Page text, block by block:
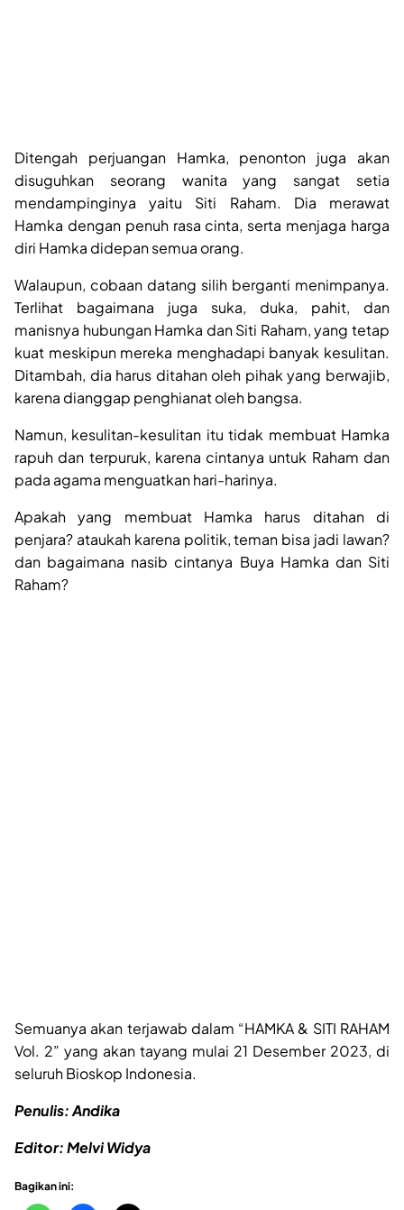
Ditengah perjuangan Hamka, penonton juga akan
disuguhkan seorang wanita yang sangat setia
mendampinginya yaitu Siti Raham. Dia merawat
Hamka dengan penuh rasa cinta, serta menjaga harga
diri Hamka didepan semua orang.
Walaupun, cobaan datang silih berganti menimpanya.
Terlihat bagaimana juga suka, duka, pahit, dan
manisnya hubungan Hamka dan Siti Raham, yang tetap
kuat meskipun mereka menghadapi banyak kesulitan.
Ditambah, dia harus ditahan oleh pihak yang berwajib,
karena dianggap penghianat oleh bangsa.
Namun, kesulitan-kesulitan itu tidak membuat Hamka
rapuh dan terpuruk, karena cintanya untuk Raham dan
pada agama menguatkan hari-harinya.
Apakah yang membuat Hamka harus ditahan di
penjara? ataukah karena politik, teman bisa jadi lawan?
dan bagaimana nasib cintanya Buya Hamka dan Siti
Raham?
Semuanya akan terjawab dalam “HAMKA & SITI RAHAM
Vol. 2” yang akan tayang mulai 21 Desember 2023, di
seluruh Bioskop Indonesia.
Penulis: Andika
Editor: Melvi Widya
Bagikan ini: